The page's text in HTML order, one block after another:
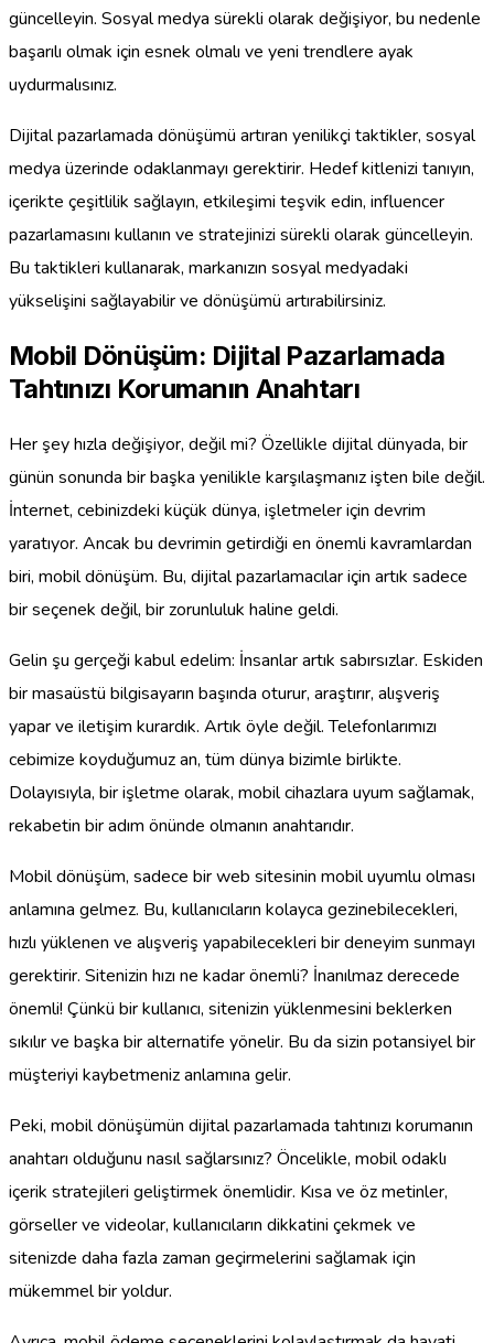
güncelleyin. Sosyal medya sürekli olarak değişiyor, bu nedenle
başarılı olmak için esnek olmalı ve yeni trendlere ayak
uydurmalısınız.
Dijital pazarlamada dönüşümü artıran yenilikçi taktikler, sosyal
medya üzerinde odaklanmayı gerektirir. Hedef kitlenizi tanıyın,
içerikte çeşitlilik sağlayın, etkileşimi teşvik edin, influencer
pazarlamasını kullanın ve stratejinizi sürekli olarak güncelleyin.
Bu taktikleri kullanarak, markanızın sosyal medyadaki
yükselişini sağlayabilir ve dönüşümü artırabilirsiniz.
Mobil Dönüşüm: Dijital Pazarlamada
Tahtınızı Korumanın Anahtarı
Her şey hızla değişiyor, değil mi? Özellikle dijital dünyada, bir
günün sonunda bir başka yenilikle karşılaşmanız işten bile değil.
İnternet, cebinizdeki küçük dünya, işletmeler için devrim
yaratıyor. Ancak bu devrimin getirdiği en önemli kavramlardan
biri, mobil dönüşüm. Bu, dijital pazarlamacılar için artık sadece
bir seçenek değil, bir zorunluluk haline geldi.
Gelin şu gerçeği kabul edelim: İnsanlar artık sabırsızlar. Eskiden
bir masaüstü bilgisayarın başında oturur, araştırır, alışveriş
yapar ve iletişim kurardık. Artık öyle değil. Telefonlarımızı
cebimize koyduğumuz an, tüm dünya bizimle birlikte.
Dolayısıyla, bir işletme olarak, mobil cihazlara uyum sağlamak,
rekabetin bir adım önünde olmanın anahtarıdır.
Mobil dönüşüm, sadece bir web sitesinin mobil uyumlu olması
anlamına gelmez. Bu, kullanıcıların kolayca gezinebilecekleri,
hızlı yüklenen ve alışveriş yapabilecekleri bir deneyim sunmayı
gerektirir. Sitenizin hızı ne kadar önemli? İnanılmaz derecede
önemli! Çünkü bir kullanıcı, sitenizin yüklenmesini beklerken
sıkılır ve başka bir alternatife yönelir. Bu da sizin potansiyel bir
müşteriyi kaybetmeniz anlamına gelir.
Peki, mobil dönüşümün dijital pazarlamada tahtınızı korumanın
anahtarı olduğunu nasıl sağlarsınız? Öncelikle, mobil odaklı
içerik stratejileri geliştirmek önemlidir. Kısa ve öz metinler,
görseller ve videolar, kullanıcıların dikkatini çekmek ve
sitenizde daha fazla zaman geçirmelerini sağlamak için
mükemmel bir yoldur.